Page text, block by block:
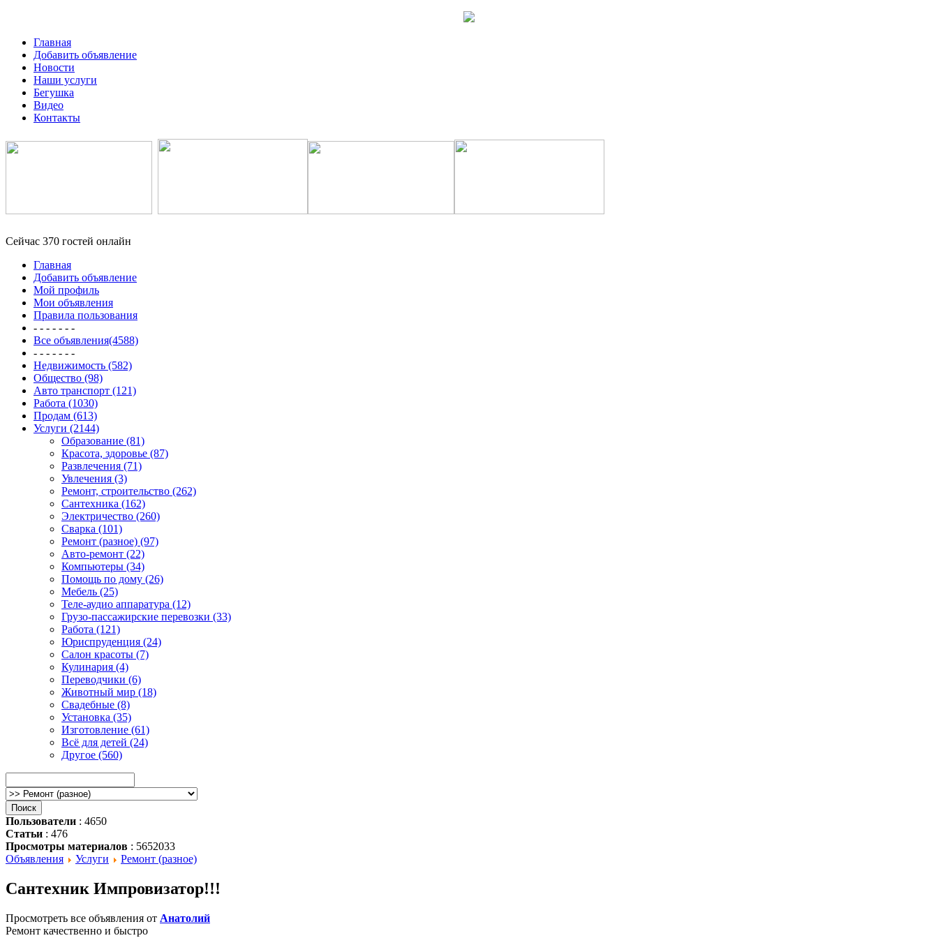
Главная
Добавить объявление
Новости
Наши услуги
Бегушка
Видео
Контакты
Сейчас 370 гостей онлайн
Главная
Добавить объявление
Мой профиль
Мои объявления
Правила пользования
- - - - - - -
Все объявления(4588)
- - - - - - -
Недвижимость (582)
Общество (98)
Авто транспорт (121)
Работа (1030)
Продам (613)
Услуги (2144)
Образование (81)
Красота, здоровье (87)
Развлечения (71)
Увлечения (3)
Ремонт, строительство (262)
Сантехника (162)
Электричество (260)
Сварка (101)
Ремонт (разное) (97)
Авто-ремонт (22)
Компьютеры (34)
Помощь по дому (26)
Мебель (25)
Теле-аудио аппаратура (12)
Грузо-пассажирские перевозки (33)
Работа (121)
Юриспруденция (24)
Салон красоты (7)
Кулинария (4)
Переводчики (6)
Животный мир (18)
Свадебные (8)
Установка (35)
Изготовление (61)
Всё для детей (24)
Другое (560)
Пользователи : 4650
Статьи : 476
Просмотры материалов : 5652033
Объявления
Услуги Ремонт (разное)
Сантехник Импровизатор!!!
Просмотреть все объявления от Анатолий
Ремонт качественно и быстро